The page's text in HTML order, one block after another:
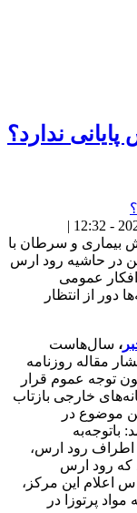
ندارد؟
بیماری و سرطان با
در حاشیه رود ارس
عمومی
دور از انتظار
، سال‌هاست
مقاله روزنامه
کانون توجه عموم قرار
خارجی بازتاب
موضوع در
باتوجه‌به
اطراف رود ارس،
که رود ارس
اعلام این مرکز،
پرتوزا در